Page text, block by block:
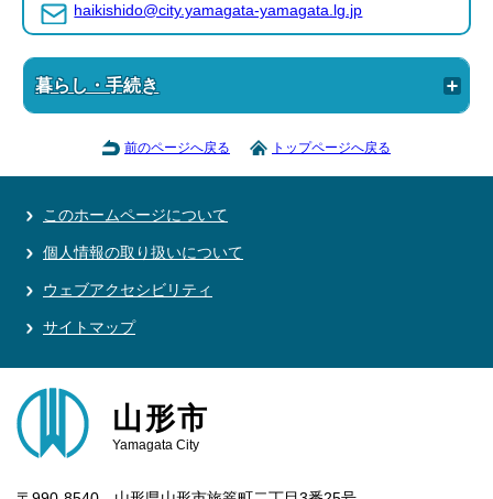
haikishido@city.yamagata-yamagata.lg.jp
暮らし・手続き
前のページへ戻る トップページへ戻る
このホームページについて
個人情報の取り扱いについて
ウェブアクセシビリティ
サイトマップ
山形市
Yamagata City